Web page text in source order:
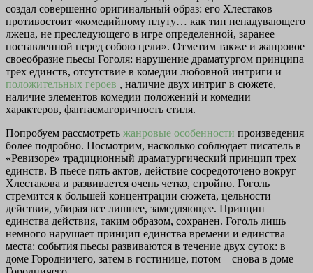
создал совершенно оригинальный образ: его Хлестаков
противостоит «комедийному плуту… как тип ненадувающего
лжеца, не преследующего в игре определенной, заранее
поставленной перед собою цели». Отметим также и жанровое
своеобразие пьесы Гоголя: нарушение драматургом принципа
трех единств, отсутствие в комедии любовной интриги и
положительных героев , наличие двух интриг в сюжете,
наличие элементов комедии положений и комедии
характеров, фантасмагоричность стиля.
Попробуем рассмотреть жанровые особенности произведения
более подробно. Посмотрим, насколько соблюдает писатель в
«Ревизоре» традиционный драматургический принцип трех
единств. В пьесе пять актов, действие сосредоточено вокруг
Хлестакова и развивается очень четко, стройно. Гоголь
стремится к большей концентрации сюжета, цельности
действия, убирая все лишнее, замедляющее. Принцип
единства действия, таким образом, сохранен. Гоголь лишь
немного нарушает принцип единства времени и единства
места: события пьесы развиваются в течение двух суток: в
доме Городничего, затем в гостинице, потом – снова в доме